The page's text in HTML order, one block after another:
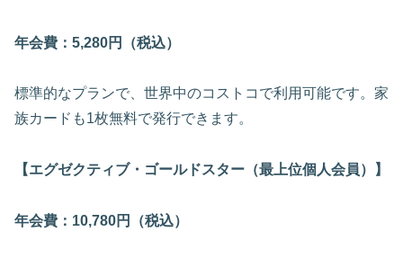
年会費：5,280円（税込）
標準的なプランで、世界中のコストコで利用可能です。家
族カードも1枚無料で発行できます。
【エグゼクティブ・ゴールドスター（最上位個人会員）】
年会費：10,780円（税込）